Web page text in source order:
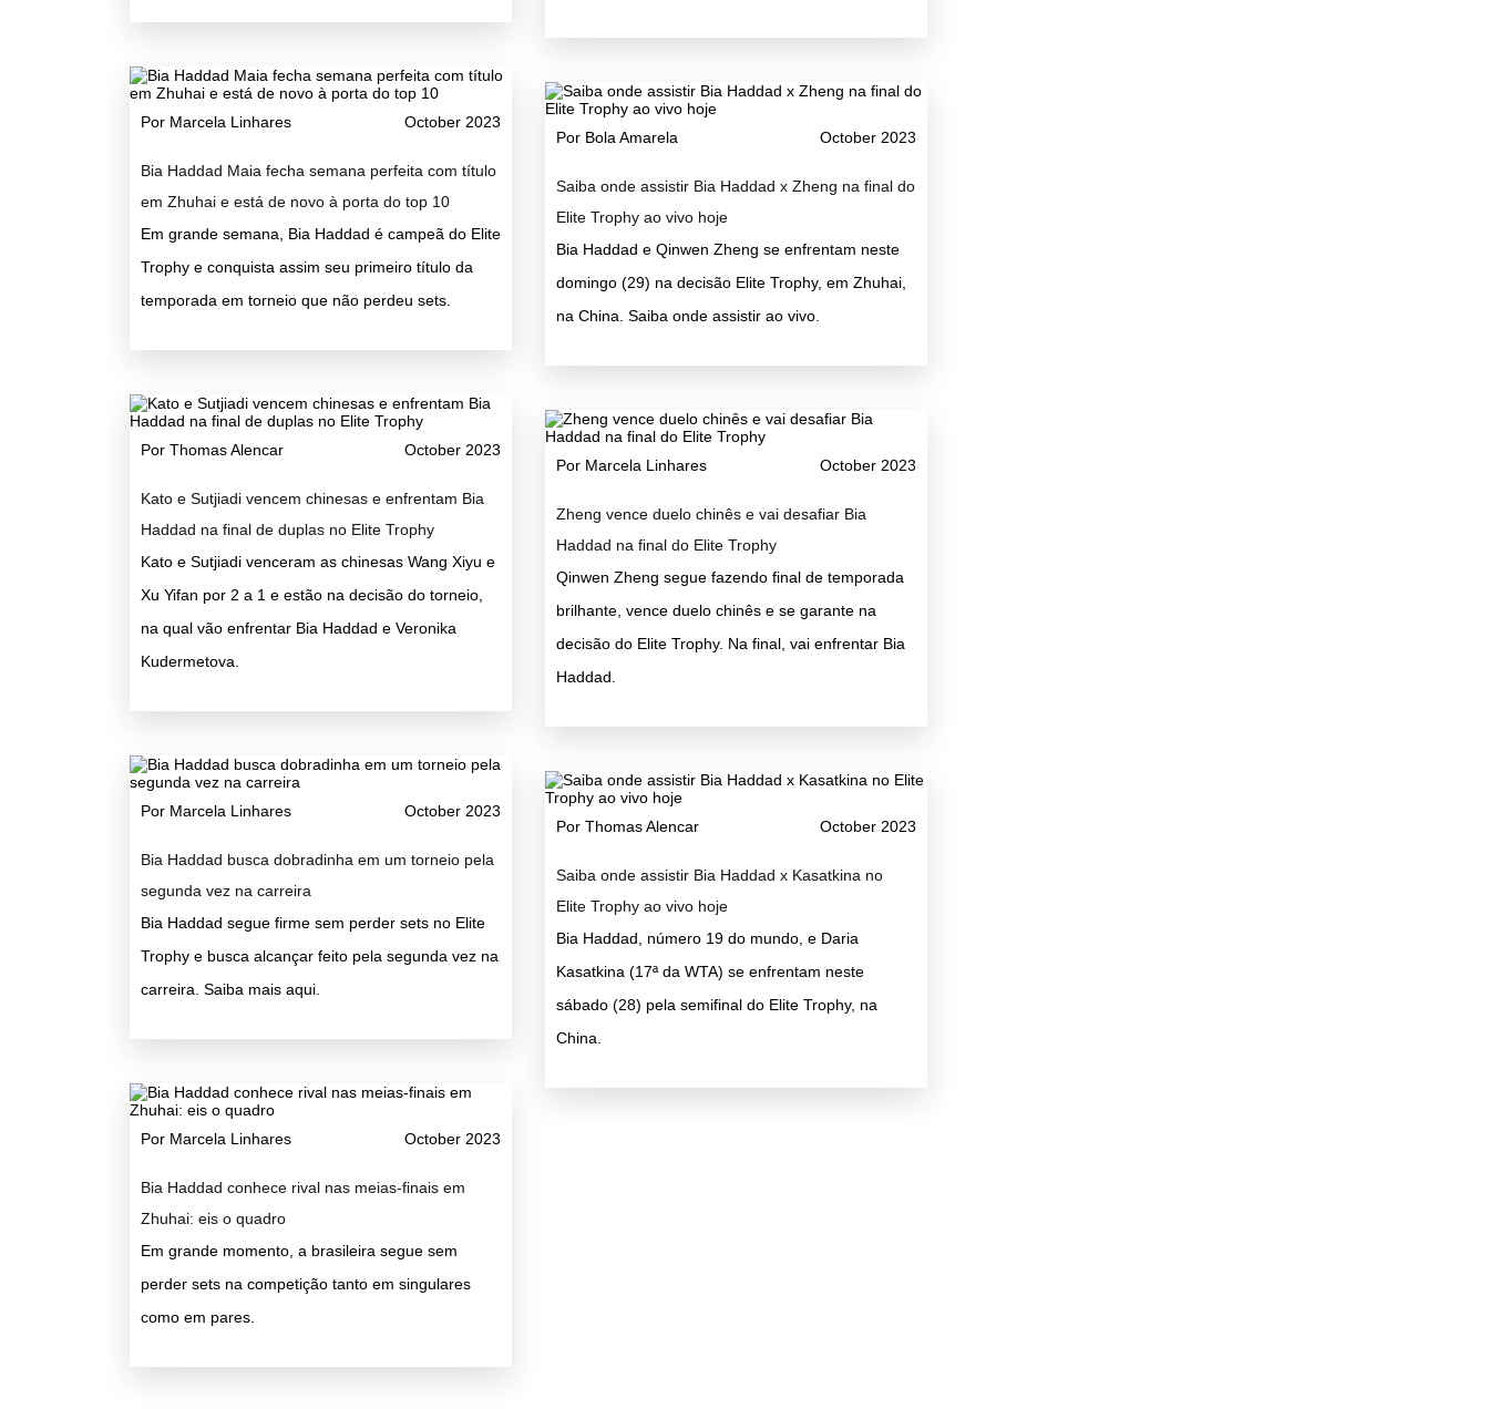
Por Marcela Linhares October 2023
Bia Haddad Maia fecha semana perfeita com título
em Zhuhai e está de novo à porta do top 10
Em grande semana, Bia Haddad é campeã do Elite
Trophy e conquista assim seu primeiro título da
temporada em torneio que não perdeu sets.
Por Bola Amarela October 2023
Saiba onde assistir Bia Haddad x Zheng na final do
Elite Trophy ao vivo hoje
Bia Haddad e Qinwen Zheng se enfrentam neste
domingo (29) na decisão Elite Trophy, em Zhuhai,
na China. Saiba onde assistir ao vivo.
Por Thomas Alencar October 2023
Kato e Sutjiadi vencem chinesas e enfrentam Bia
Haddad na final de duplas no Elite Trophy
Kato e Sutjiadi venceram as chinesas Wang Xiyu e
Xu Yifan por 2 a 1 e estão na decisão do torneio,
na qual vão enfrentar Bia Haddad e Veronika
Kudermetova.
Por Marcela Linhares October 2023
Zheng vence duelo chinês e vai desafiar Bia
Haddad na final do Elite Trophy
Qinwen Zheng segue fazendo final de temporada
brilhante, vence duelo chinês e se garante na
decisão do Elite Trophy. Na final, vai enfrentar Bia
Haddad.
Por Marcela Linhares October 2023
Bia Haddad busca dobradinha em um torneio pela
segunda vez na carreira
Bia Haddad segue firme sem perder sets no Elite
Trophy e busca alcançar feito pela segunda vez na
carreira. Saiba mais aqui.
Por Thomas Alencar October 2023
Saiba onde assistir Bia Haddad x Kasatkina no
Elite Trophy ao vivo hoje
Bia Haddad, número 19 do mundo, e Daria
Kasatkina (17ª da WTA) se enfrentam neste
sábado (28) pela semifinal do Elite Trophy, na
China.
Por Marcela Linhares October 2023
Bia Haddad conhece rival nas meias-finais em
Zhuhai: eis o quadro
Em grande momento, a brasileira segue sem
perder sets na competição tanto em singulares
como em pares.